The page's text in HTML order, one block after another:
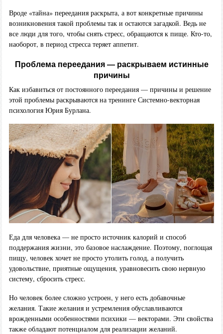
Вроде «тайна» переедания раскрыта, а вот конкретные причины
возникновения такой проблемы так и остаются загадкой. Ведь не
все люди для того, чтобы снять стресс, обращаются к пище. Кто-то,
наоборот, в период стресса теряет аппетит.
Проблема переедания — раскрываем истинные
причины
Как избавиться от постоянного переедания — причины и решение
этой проблемы раскрываются на тренинге Системно-векторная
психология Юрия Бурлана.
Еда для человека — не просто источник калорий и способ
поддержания жизни, это базовое наслаждение. Поэтому, поглощая
пищу, человек хочет не просто утолить голод, а получить
удовольствие, приятные ощущения, уравновесить свою нервную
систему, сбросить стресс.
Но человек более сложно устроен, у него есть добавочные
желания. Такие желания и устремления обуславливаются
врожденными особенностями психики — векторами. Эти свойства
также обладают потенциалом для реализации желаний.